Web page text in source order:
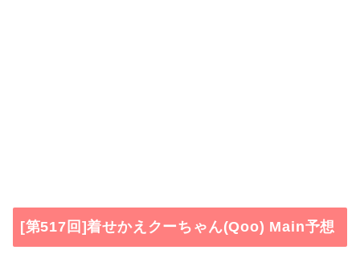
[第517回]着せかえクーちゃん(Qoo) Main予想